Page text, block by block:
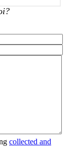
collected and